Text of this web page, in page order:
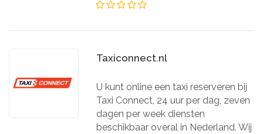
Taxiconnect.nl
U kunt online een taxi reserveren bij
Taxi Connect, 24 uur per dag, zeven
dagen per week diensten
beschikbaar overal in Nederland. Wij